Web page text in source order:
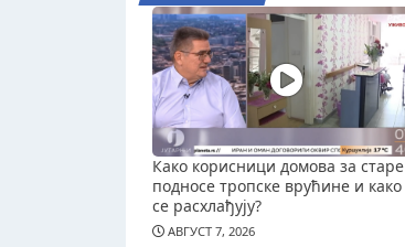
Како корисници домова за старе
подносе тропске врућине и како
се расхлађују?
АВГУСТ 7, 2026